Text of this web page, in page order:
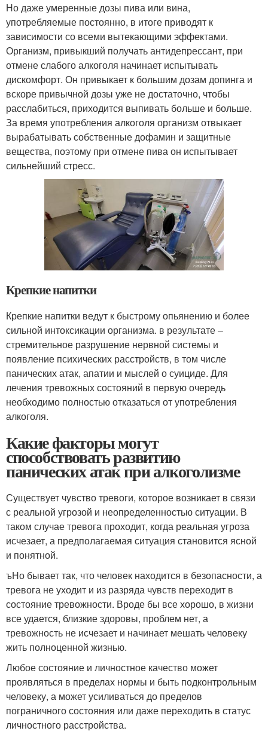
Но даже умеренные дозы пива или вина,
употребляемые постоянно, в итоге приводят к
зависимости со всеми вытекающими эффектами.
Организм, привыкший получать антидепрессант, при
отмене слабого алкоголя начинает испытывать
дискомфорт. Он привыкает к большим дозам допинга и
вскоре привычной дозы уже не достаточно, чтобы
расслабиться, приходится выпивать больше и больше.
За время употребления алкоголя организм отвыкает
вырабатывать собственные дофамин и защитные
вещества, поэтому при отмене пива он испытывает
сильнейший стресс.
Крепкие напитки
Крепкие напитки ведут к быстрому опьянению и более
сильной интоксикации организма. в результате –
стремительное разрушение нервной системы и
появление психических расстройств, в том числе
панических атак, апатии и мыслей о суициде. Для
лечения тревожных состояний в первую очередь
необходимо полностью отказаться от употребления
алкоголя.
Какие факторы могут
способствовать развитию
панических атак при алкоголизме
Существует чувство тревоги, которое возникает в связи
с реальной угрозой и неопределенностью ситуации. В
таком случае тревога проходит, когда реальная угроза
исчезает, а предполагаемая ситуация становится ясной
и понятной.
ъНо бывает так, что человек находится в безопасности, а
тревога не уходит и из разряда чувств переходит в
состояние тревожности. Вроде бы все хорошо, в жизни
все удается, близкие здоровы, проблем нет, а
тревожность не исчезает и начинает мешать человеку
жить полноценной жизнью.
Любое состояние и личностное качество может
проявляться в пределах нормы и быть подконтрольным
человеку, а может усиливаться до пределов
пограничного состояния или даже переходить в статус
личностного расстройства.